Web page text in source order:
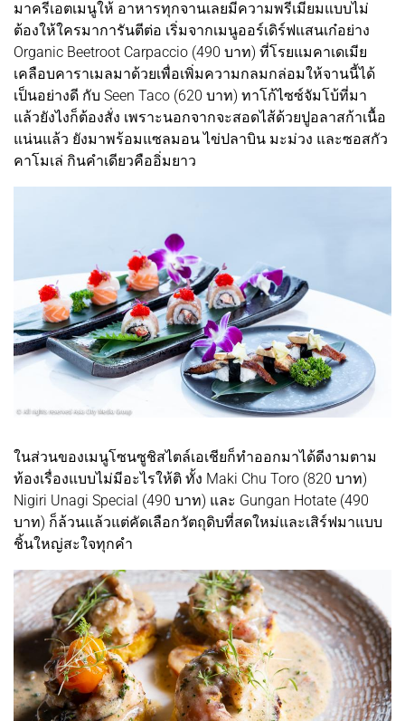
มาครีเอตเมนูให้ อาหารทุกจานเลยมีความพรีเมียมแบบไม่
ต้องให้ใครมาการันตีต่อ เริ่มจากเมนูออร์เดิร์ฟแสนเก๋อย่าง
Organic Beetroot Carpaccio (490 บาท) ที่โรยแมคาเดเมีย
เคลือบคาราเมลมาด้วยเพื่อเพิ่มความกลมกล่อมให้จานนี้ได้
เป็นอย่างดี กับ Seen Taco (620 บาท) ทาโก้ไซซ์จัมโบ้ที่มา
แล้วยังไงก็ต้องสั่ง เพราะนอกจากจะสอดไส้ด้วยปูอลาสก้าเนื้อ
แน่นแล้ว ยังมาพร้อมแซลมอน ไข่ปลาบิน มะม่วง และซอสกัว
คาโมเล่ กินคำเดียวคืออิ่มยาว
ในส่วนของเมนูโซนซูชิสไตล์เอเชียก็ทำออกมาได้ดีงามตาม
ท้องเรื่องแบบไม่มีอะไรให้ติ ทั้ง Maki Chu Toro (820 บาท)
Nigiri Unagi Special (490 บาท) และ Gungan Hotate (490
บาท) ก็ล้วนแล้วแต่คัดเลือกวัตถุดิบที่สดใหม่และเสิร์ฟมาแบบ
ชิ้นใหญ่สะใจทุกคำ